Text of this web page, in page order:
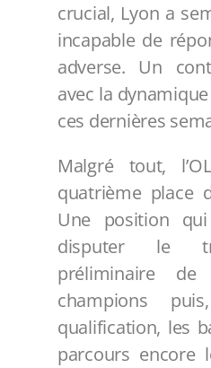
crucial, Lyon a
incapable de
adverse. Un
avec la
ces dernières
Malgré tout,
quatrième place
Une position
disputer le
préliminaire
champions
qualification, les
parcours encore